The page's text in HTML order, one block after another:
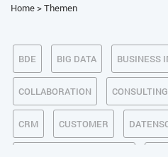
Home>Themen
BDE BIG DATA BUSINESS
COLLABORATION CONSULTING
CRM CUSTOMER